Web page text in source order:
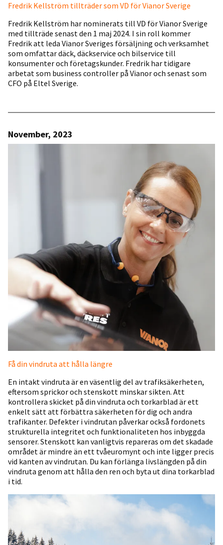
Fredrik Kellström tillträder som VD för Vianor Sverige
Fredrik Kellström har nominerats till VD för Vianor Sverige
med tillträde senast den 1 maj 2024. I sin roll kommer
Fredrik att leda Vianor Sveriges försäljning och verksamhet
som omfattar däck, däckservice och bilservice till
konsumenter och företagskunder. Fredrik har tidigare
arbetat som business controller på Vianor och senast som
CFO på Eltel Sverige.
November, 2023
Få din vindruta att hålla längre
En intakt vindruta är en väsentlig del av trafiksäkerheten,
eftersom sprickor och stenskott minskar sikten. Att
kontrollera skicket på din vindruta och torkarblad är ett
enkelt sätt att förbättra säkerheten för dig och andra
trafikanter. Defekter i vindrutan påverkar också fordonets
strukturella integritet och funktionaliteten hos inbyggda
sensorer. Stenskott kan vanligtvis repareras om det skadade
området är mindre än ett tvåeuromynt och inte ligger precis
vid kanten av vindrutan. Du kan förlänga livslängden på din
vindruta genom att hålla den ren och byta ut dina torkarblad
i tid.